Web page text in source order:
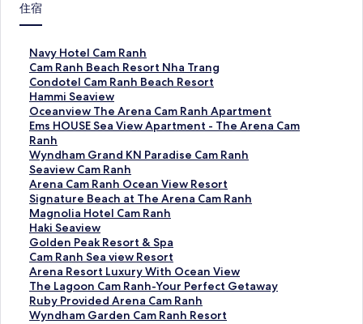
住宿
Navy Hotel Cam Ranh
N
a
v
y
H
o
t
e
l
C
a
m
R
a
n
h
的
連
結
Cam Ranh Beach Resort Nha Trang
C
a
m
R
a
n
h
B
e
a
c
h
R
e
s
o
r
t
Condotel Cam Ranh Beach Resort
C
o
n
d
o
t
e
l
C
a
m
R
a
n
h
B
e
Hammi Seaview
H
a
m
m
i
S
e
a
v
i
e
w
的
連
結
Oceanview The Arena Cam Ranh Apartment
O
c
e
a
n
v
i
e
w
T
h
e
A
r
e
Ems HOUSE Sea View Apartment - The Arena Cam
Ranh
E
m
s
H
O
U
S
E
S
e
a
V
i
e
Wyndham Grand KN Paradise Cam Ranh
W
y
n
d
h
a
m
G
r
a
n
d
Seaview Cam Ranh
S
e
a
v
i
e
w
C
a
m
R
Arena Cam Ranh Ocean View Resort
A
r
e
n
a
C
a
m
R
a
Signature Beach at The Arena Cam Ranh
S
i
g
n
a
t
u
r
e
Magnolia Hotel Cam Ranh
M
a
g
n
o
l
i
a
Haki Seaview
H
a
k
i
S
e
a
Golden Peak Resort & Spa
G
o
l
d
e
n
Cam Ranh Sea view Resort
C
a
m
R
a
Arena Resort Luxury With Ocean View
A
r
e
n
The Lagoon Cam Ranh-Your Perfect Getaway
T
h
e
Ruby Provided Arena Cam Ranh
R
u
Wyndham Garden Cam Ranh Resort
W